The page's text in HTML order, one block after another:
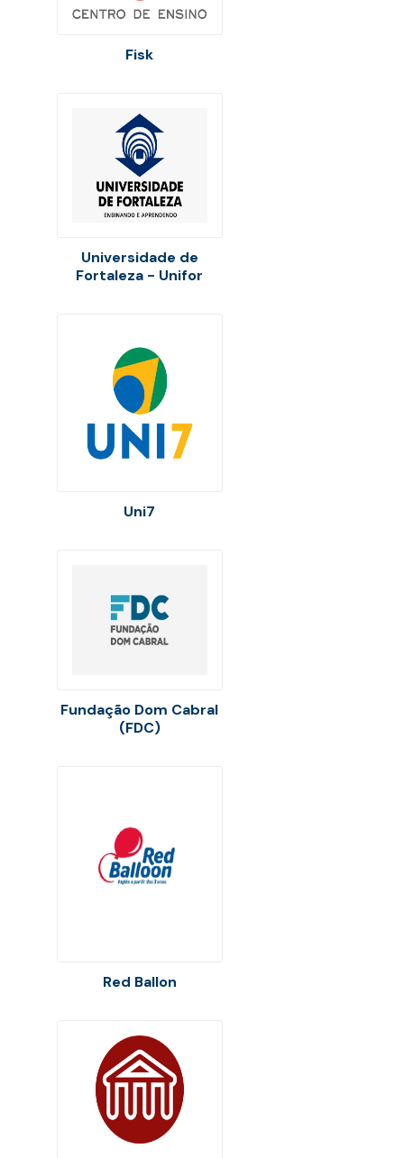
Fisk
Universidade de
Fortaleza - Unifor
Uni7
Fundação Dom Cabral
(FDC)
Red Ballon